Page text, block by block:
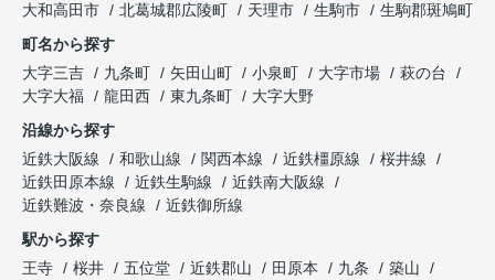
大和高田市
北葛城郡広陵町 天理市 生駒市
生駒郡斑鳩町
町名から探す
大字三吉
九条町 矢田山町 小泉町 大字市場
萩の台
大字大福
龍田西 東九条町
大字大野
沿線から探す
近鉄大阪線
和歌山線 関西本線 近鉄橿原線
桜井線
近鉄田原本線
近鉄生駒線
近鉄南大阪線
近鉄難波・奈良線
近鉄御所線
駅から探す
王寺
桜井 五位堂 近鉄郡山 田原本 九条
築山